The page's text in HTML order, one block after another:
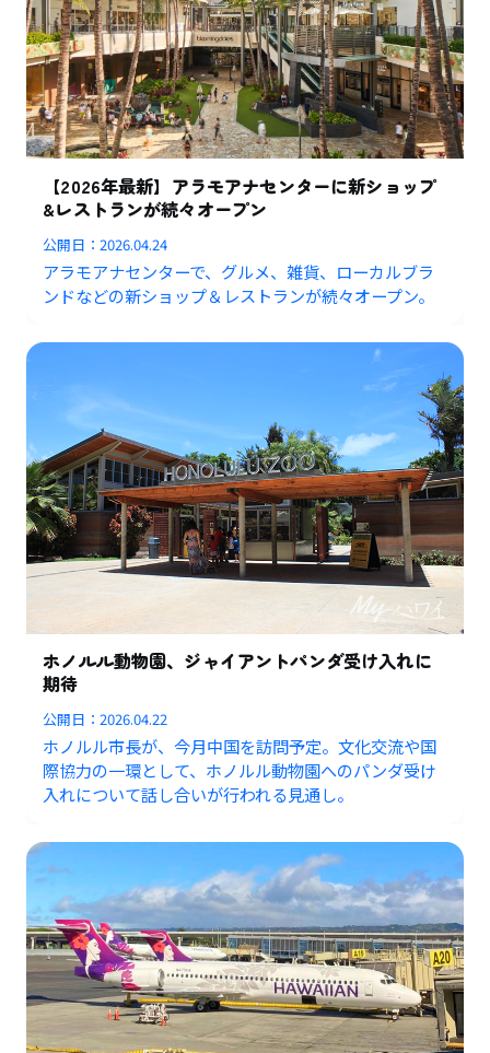
【2026年最新】アラモアナセンターに新ショップ
&レストランが続々オープン
公開日：2026.04.24
アラモアナセンターで、グルメ、雑貨、ローカルブラ
ンドなどの新ショップ＆レストランが続々オープン。
ホノルル動物園、ジャイアントパンダ受け入れに
期待
公開日：2026.04.22
ホノルル市長が、今月中国を訪問予定。文化交流や国
際協力の一環として、ホノルル動物園へのパンダ受け
入れについて話し合いが行われる見通し。